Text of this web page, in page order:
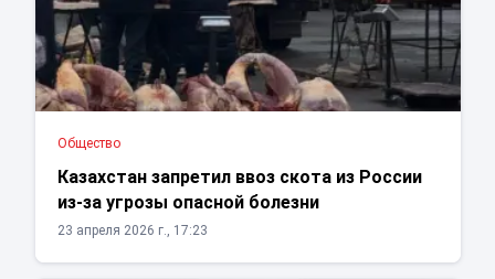
Общество
Казахстан запретил ввоз скота из России
из-за угрозы опасной болезни
23 апреля 2026 г., 17:23